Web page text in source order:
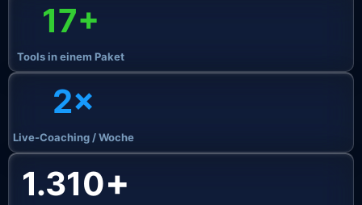
17+
Tools in einem Paket
2×
Live-Coaching / Woche
1.310+